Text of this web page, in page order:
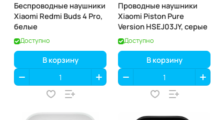
Беспроводные наушники
Xiaomi Redmi Buds 4 Pro,
белые
Доступно
В корзину
Проводные наушники
Xiaomi Piston Pure
Version HSEJ03JY, серые
Доступно
В корзину